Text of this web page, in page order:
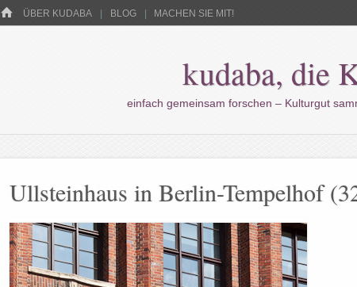
HOME
Menü
WECHSELN SIE ZUM INHALT
ÜBER KUDABA BLOG MACHEN SIE MIT!
kudaba, die
einfach gemeinsam forschen – Kulturgut
Ullsteinhaus in Berlin-Tempelhof